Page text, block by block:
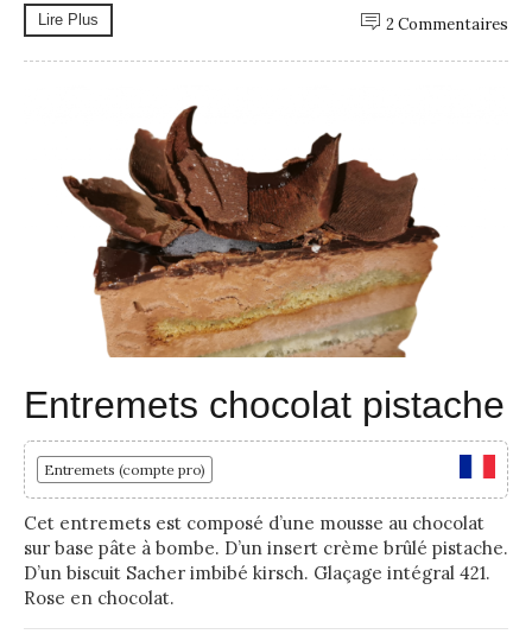
Lire Plus 2 Commentaires
Entremets chocolat pistache
Entremets (compte pro)
Cet entremets est composé d’une mousse au chocolat
sur base pâte à bombe. D’un insert crème brûlé pistache.
D’un biscuit Sacher imbibé kirsch. Glaçage intégral 421.
Rose en chocolat.